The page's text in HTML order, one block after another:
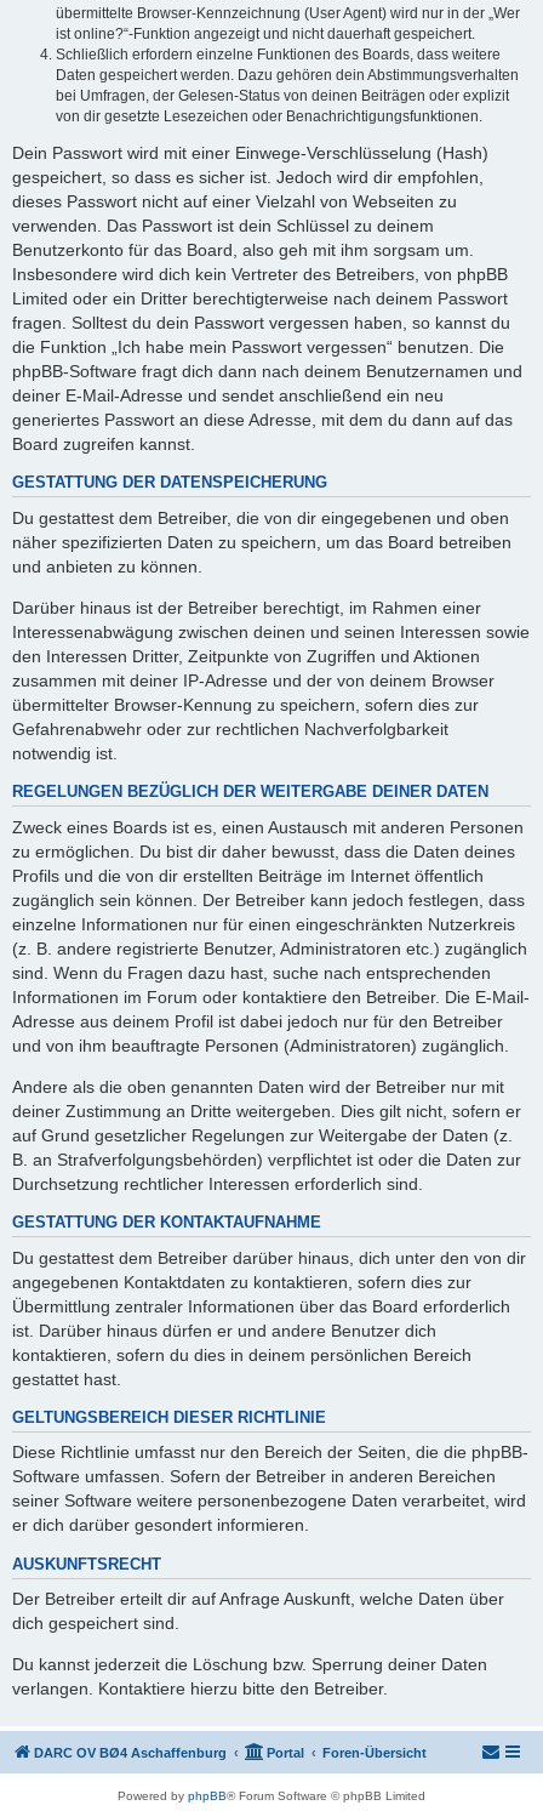
übermittelte Browser-Kennzeichnung (User Agent) wird nur in der „Wer
ist online?“-Funktion angezeigt und nicht dauerhaft gespeichert.
Schließlich erfordern einzelne Funktionen des Boards, dass weitere
Daten gespeichert werden. Dazu gehören dein Abstimmungsverhalten
bei Umfragen, der Gelesen-Status von deinen Beiträgen oder explizit
von dir gesetzte Lesezeichen oder Benachrichtigungsfunktionen.
Dein Passwort wird mit einer Einwege-Verschlüsselung (Hash)
gespeichert, so dass es sicher ist. Jedoch wird dir empfohlen,
dieses Passwort nicht auf einer Vielzahl von Webseiten zu
verwenden. Das Passwort ist dein Schlüssel zu deinem
Benutzerkonto für das Board, also geh mit ihm sorgsam um.
Insbesondere wird dich kein Vertreter des Betreibers, von phpBB
Limited oder ein Dritter berechtigterweise nach deinem Passwort
fragen. Solltest du dein Passwort vergessen haben, so kannst du
die Funktion „Ich habe mein Passwort vergessen“ benutzen. Die
phpBB-Software fragt dich dann nach deinem Benutzernamen und
deiner E-Mail-Adresse und sendet anschließend ein neu
generiertes Passwort an diese Adresse, mit dem du dann auf das
Board zugreifen kannst.
GESTATTUNG DER DATENSPEICHERUNG
Du gestattest dem Betreiber, die von dir eingegebenen und oben
näher spezifizierten Daten zu speichern, um das Board betreiben
und anbieten zu können.
Darüber hinaus ist der Betreiber berechtigt, im Rahmen einer
Interessenabwägung zwischen deinen und seinen Interessen sowie
den Interessen Dritter, Zeitpunkte von Zugriffen und Aktionen
zusammen mit deiner IP-Adresse und der von deinem Browser
übermittelter Browser-Kennung zu speichern, sofern dies zur
Gefahrenabwehr oder zur rechtlichen Nachverfolgbarkeit
notwendig ist.
REGELUNGEN BEZÜGLICH DER WEITERGABE DEINER DATEN
Zweck eines Boards ist es, einen Austausch mit anderen Personen
zu ermöglichen. Du bist dir daher bewusst, dass die Daten deines
Profils und die von dir erstellten Beiträge im Internet öffentlich
zugänglich sein können. Der Betreiber kann jedoch festlegen, dass
einzelne Informationen nur für einen eingeschränkten Nutzerkreis
(z. B. andere registrierte Benutzer, Administratoren etc.) zugänglich
sind. Wenn du Fragen dazu hast, suche nach entsprechenden
Informationen im Forum oder kontaktiere den Betreiber. Die E-Mail-
Adresse aus deinem Profil ist dabei jedoch nur für den Betreiber
und von ihm beauftragte Personen (Administratoren) zugänglich.
Andere als die oben genannten Daten wird der Betreiber nur mit
deiner Zustimmung an Dritte weitergeben. Dies gilt nicht, sofern er
auf Grund gesetzlicher Regelungen zur Weitergabe der Daten (z.
B. an Strafverfolgungsbehörden) verpflichtet ist oder die Daten zur
Durchsetzung rechtlicher Interessen erforderlich sind.
GESTATTUNG DER KONTAKTAUFNAHME
Du gestattest dem Betreiber darüber hinaus, dich unter den von dir
angegebenen Kontaktdaten zu kontaktieren, sofern dies zur
Übermittlung zentraler Informationen über das Board erforderlich
ist. Darüber hinaus dürfen er und andere Benutzer dich
kontaktieren, sofern du dies in deinem persönlichen Bereich
gestattet hast.
GELTUNGSBEREICH DIESER RICHTLINIE
Diese Richtlinie umfasst nur den Bereich der Seiten, die die phpBB-
Software umfassen. Sofern der Betreiber in anderen Bereichen
seiner Software weitere personenbezogene Daten verarbeitet, wird
er dich darüber gesondert informieren.
AUSKUNFTSRECHT
Der Betreiber erteilt dir auf Anfrage Auskunft, welche Daten über
dich gespeichert sind.
Du kannst jederzeit die Löschung bzw. Sperrung deiner Daten
verlangen. Kontaktiere hierzu bitte den Betreiber.
DARC OV BØ4 Aschaffenburg Portal Foren-Übersicht
Powered by phpBB® Forum Software © phpBB Limited